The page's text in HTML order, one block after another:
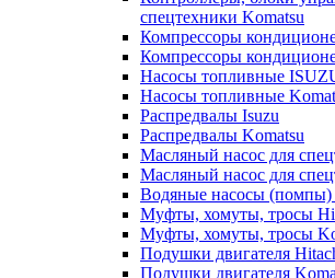
спецтехники Komatsu
Компрессоры
Компрессоры
Насосы топливные
Насосы топливные
Распредвалы Isuzu
Распредвалы Komatsu
Масляный насос для
Масляный насос для
Водяные насосы (помпы)
Муфты, хомуты, тросы
Муфты, хомуты, тросы
Подушки двигателя
Подушки двигателя